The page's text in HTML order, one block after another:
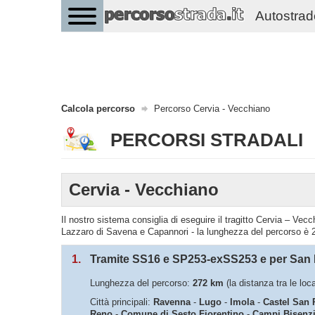
Calcola percorso Percorso Cervia - Vecchiano
PERCORSI STRADALI
Cervia - Vecchiano
Il nostro sistema consiglia di eseguire il tragitto Cervia –
Lazzaro di Savena e Capannori - la lunghezza del percorso
1. Tramite SS16 e SP253-exSS253 e per
Lunghezza del percorso: 272 km (la distanza tra le
Città principali: Ravenna- Lugo - Imola- Castel San